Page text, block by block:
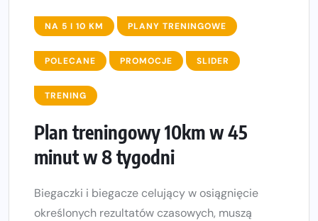
NA 5 I 10 KM PLANY TRENINGOWE
POLECANE PROMOCJE SLIDER
TRENING
Plan treningowy 10km w 45
minut w 8 tygodni
Biegaczki i biegacze celujący w osiągnięcie
określonych rezultatów czasowych, muszą